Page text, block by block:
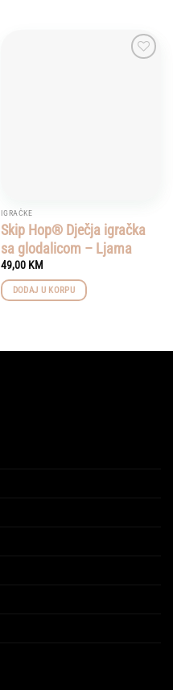
IGRAČKE
Skip Hop® Dječja igračka
sa glodalicom – Ljama
49,00 KM
DODAJ U KORPU